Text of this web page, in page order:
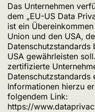
Das Unternehmen
dem „EU-US Data
ist ein
Union und den USA,
Datenschutzstandards
USA gewährleisten
zertifizierte
Datenschutzstandards
Informationen hierzu
folgendem Link:
https://